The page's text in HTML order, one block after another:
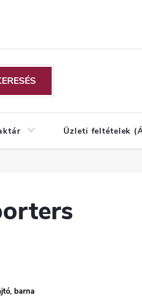
Üzleti feltételek
barna